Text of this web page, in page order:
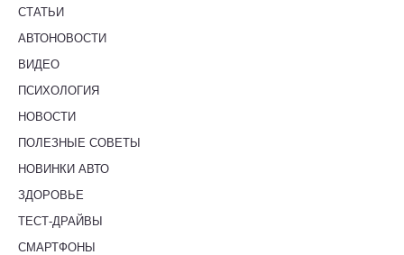
СТАТЬИ
АВТОНОВОСТИ
ВИДЕО
ПСИХОЛОГИЯ
НОВОСТИ
ПОЛЕЗНЫЕ СОВЕТЫ
НОВИНКИ АВТО
ЗДОРОВЬЕ
ТЕСТ-ДРАЙВЫ
СМАРТФОНЫ